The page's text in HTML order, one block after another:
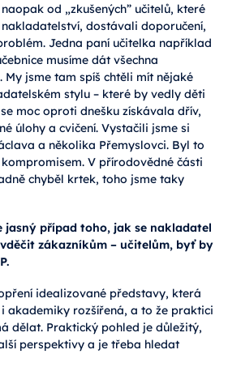
od „zkušených” učitelů, které
dostávali doporučení,
Jedna paní učitelka například
musíme dát všechna
jsme tam spíš chtěli mít nějaké
stylu – které by vedly děti
moc oproti dnešku získávala dřív,
úlohy a cvičení. Vystačili jsme si
a několika Přemyslovci. Byl to
V přírodovědné části
chyběl krtek, toho jsme taky
jasný případ toho, jak se nakladatel
zákazníkům – učitelům, byť by
idealizované představy, která
akademiky rozšířená, a to že praktici
dělat. Praktický pohled je důležitý,
perspektivy a je třeba hledat